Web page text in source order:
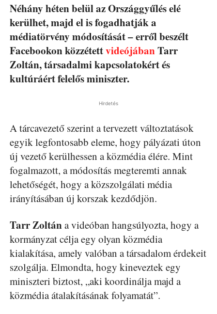
Néhány héten belül az Országgyűlés elé
kerülhet, majd el is fogadhatják a
médiatörvény módosítását – erről beszélt
Facebookon közzétettvideójábanTarr
Zoltán, társadalmi kapcsolatokért és
kultúráért felelős miniszter.
Hirdetés
A tárcavezető szerint a tervezett változtatások
egyik legfontosabb eleme, hogy pályázati úton
új vezető kerülhessen a közmédia élére. Mint
fogalmazott, a módosítás megteremti annak
lehetőségét, hogy a közszolgálati média
irányításában új korszak kezdődjön.
Tarr Zoltána videóban hangsúlyozta, hogy a
kormányzat célja egy olyan közmédia
kialakítása, amely valóban a társadalom érdekeit
szolgálja. Elmondta, hogy kineveztek egy
miniszteri biztost, „aki koordinálja majd a
közmédia átalakításának folyamatát”.